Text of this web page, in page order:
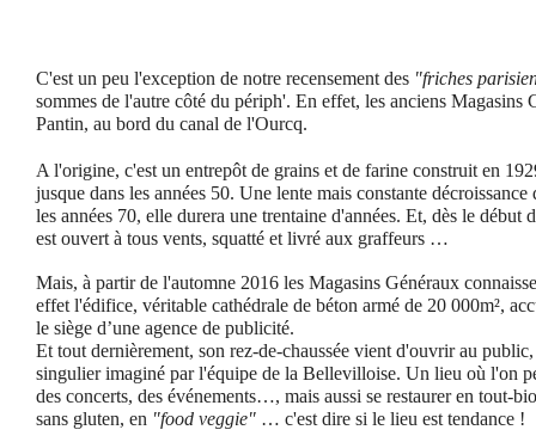
C'est un peu l'exception de notre recensement des "friches
sommes de l'autre côté du périph'. En effet, les anciens Magasins
Pantin, au bord du canal de l'Ourcq.
A l'origine, c'est un entrepôt de grains et de farine construit en
jusque dans les années 50. Une lente mais constante
les années 70, elle durera une trentaine d'années. Et, dès le début
est ouvert à tous vents, squatté et livré aux graffeurs …
Mais, à partir de l'automne 2016 les Magasins Généraux
effet l'édifice, véritable cathédrale de béton armé de 20 000m²,
le siège d’une agence de publicité.
Et tout dernièrement, son rez-de-chaussée vient d'ouvrir au
singulier imaginé par l'équipe de la Bellevilloise. Un lieu où l'on
des concerts, des événements…, mais aussi se restaurer en tout-
sans gluten, en "food veggie" … c'est dire si le lieu est tendance !